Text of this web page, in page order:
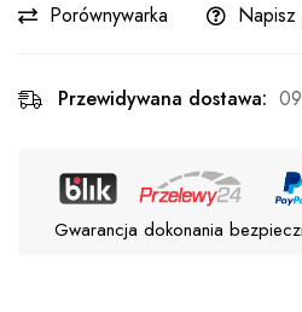
Porównywarka Napisz
Przewidywana dostawa:
Gwarancja dokonania